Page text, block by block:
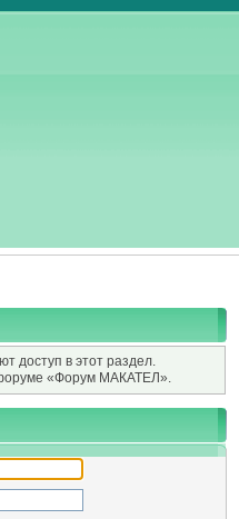
доступ в этот раздел.
«Форум МАКАТЕЛ».